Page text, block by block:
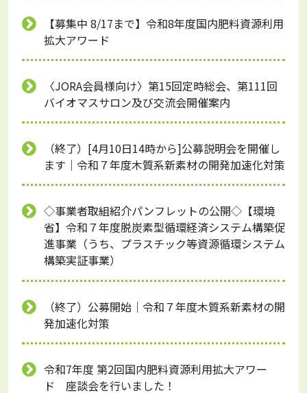
【募集中 8/17まで】令和8年度国内肥料資源利用
拡大アワード
〈JORA会員様向け〉第15回定時総会、第111回
バイオマスサロン及び交流会開催案内
（終了）[4月10日14時から]公募説明会を開催し
ます｜令和７年度木質系新素材の開発加速化対策
◇事業者取組紹介パンフレットの公開◇【環境
省】令和７年度脱炭素型循環経済システム構築促
進事業（うち、プラスチック等資源循環システム
構築実証事業）
（終了）公募開始｜令和７年度木質系新素材の開
発加速化対策
令和7年度 第2回国内肥料資源利用拡大アワー
ド 座談会を行いました！